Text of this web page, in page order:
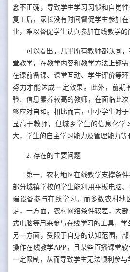
念不正确，导致学生学习习惯和自觉
复工后，家长没有时间督促学生参加
业，难以督促学生认真参加在线教学的
可以看出，几乎所有教师都认同
堂教学，在教学内容和教学方法上都
在课前备课、课堂互动、学生评价等
努力才能达成一定效果。此外，前期
验、信息素养较高的教师，在面临此
够应对自如。相比而言，中小学生对
显高于教师，但城乡学生的信息化学
大，学生的自主学习能力及管理能力等
2. 存在的主要问题
第一，农村地区在线教学支撑条
部分城镇学校的学生能利用平板电脑
端设备参与在线学习。而多数农村地
足，一方面，农村网络条件较差，大
式电脑等用来参与在线学习的工具，
另一方面，受限于自身的认知范围，
操作在线教学APP，且某些直播课堂
一定限制，从而导致学生无法顺利参与